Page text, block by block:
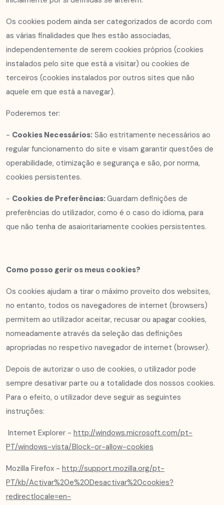
Os cookies podem ainda ser categorizados de acordo com
as várias finalidades que lhes estão associadas,
independentemente de serem cookies próprios (cookies
instalados pelo site que está a visitar) ou cookies de
terceiros (cookies instalados por outros sites que não
aquele em que está a navegar).
Poderemos ter:
- Cookies Necessários: São estritamente necessários ao
regular funcionamento do site e visam garantir questões de
operabilidade, otimização e segurança e são, por norma,
cookies persistentes.
- Cookies de Preferências: Guardam definições de
preferências do utilizador, como é o caso do idioma, para
que não tenha de asaioritariamente cookies persistentes.
Como posso gerir os meus cookies?
Os cookies ajudam a tirar o máximo proveito dos websites,
no entanto, todos os navegadores de internet (browsers)
permitem ao utilizador aceitar, recusar ou apagar cookies,
nomeadamente através da seleção das definições
apropriadas no respetivo navegador de internet (browser).
Depois de autorizar o uso de cookies, o utilizador pode
sempre desativar parte ou a totalidade dos nossos cookies.
Para o efeito, o utilizador deve seguir as seguintes
instruções:
Internet Explorer - http://windows.microsoft.com/pt-
PT/windows-vista/Block-or-allow-cookies
Mozilla Firefox - http://support.mozilla.org/pt-
PT/kb/Activar%20e%20Desactivar%20cookies?
redirectlocale=en-